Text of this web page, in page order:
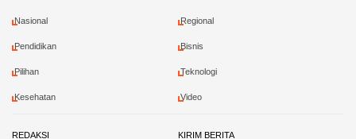
Nasional Regional
Pendidikan Bisnis
Pilihan Teknologi
Kesehatan Video
REDAKSI KIRIM BERITA